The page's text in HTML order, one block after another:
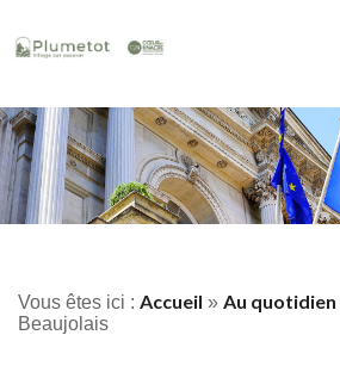
Vous êtes ici : Accueil » Au quotidien
Beaujolais